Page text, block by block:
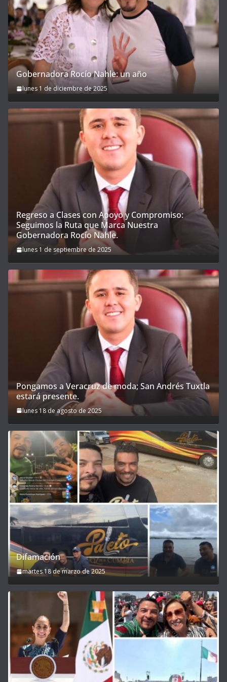
Gobernadora Rocío Nahle: un año
lunes 1 de diciembre de 2025
Regreso a Clases con Apoyo y Compromiso:
Seguimos la Ruta que Marca Nuestra
Gobernadora Rocío Nahle.
lunes 1 de septiembre de 2025
Pongamos a Veracruz de moda; San Andrés Tuxtla
estará presente.
lunes 18 de agosto de 2025
Difamación
martes 18 de marzo de 2025